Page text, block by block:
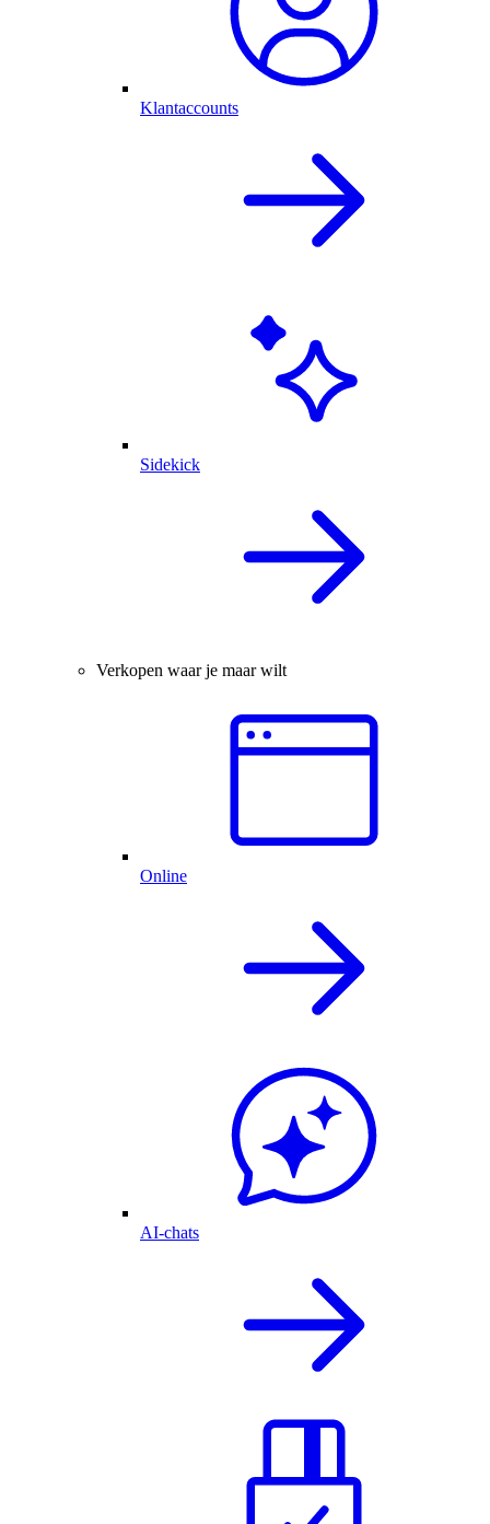
Klantaccounts
Sidekick
Verkopen waar je maar wilt
Online
AI-chats